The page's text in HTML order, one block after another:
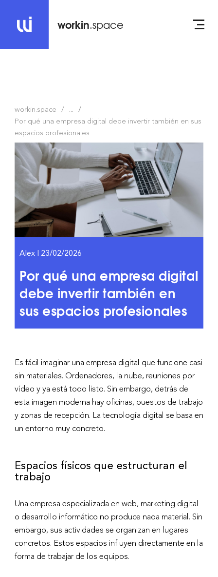
workin.space
workin.space
...
Por qué una empresa digital debe invertir también en sus
espacios profesionales
Alex | 23/02/2026
Por qué una empresa digital
debe invertir también en
sus espacios profesionales
Es fácil imaginar una empresa digital que funcione casi
sin materiales. Ordenadores, la nube, reuniones por
vídeo y ya está todo listo. Sin embargo, detrás de
esta imagen moderna hay oficinas, puestos de trabajo
y zonas de recepción. La tecnología digital se basa en
un entorno muy concreto.
Espacios físicos que estructuran el
trabajo
Una empresa especializada en web, marketing digital
o desarrollo informático no produce nada material. Sin
embargo, sus actividades se organizan en lugares
concretos. Estos espacios influyen directamente en la
forma de trabajar de los equipos.